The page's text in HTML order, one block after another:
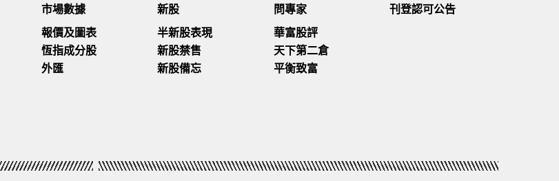
「零」負擔投資之旅！
月8日至2026年6月30日。受Mox Invest 三重獎獎賞迎新推廣優惠條款及細則約
）
所發表之觀點僅代表其個人立場，不代表Mox Bank、或其相關公司之立場。做
風險能力及諮詢獨立意見。
但不限於相關市場的股票交收費、股票印花稅、交易費、交易徵費、交易活動費
術而出現的創新金融產品。鑒於此類產品性質新穎，虛擬資產的市場具有高度投
確定性，使投資虛擬資產的風險可能比傳統金融產品更高，並可能不適合所有投
以月費任睇《天下第二倉》
市場數據
報價及圖表
恆指成分股
外匯
新股
半新股表現
新股禁售
新股備忘
問專家
華富股評
天下第二倉
平衡致富
刊登認可公告